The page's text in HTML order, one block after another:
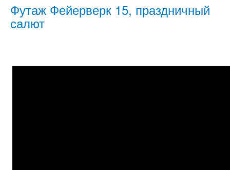
Футаж Фейерверк 15, праздничный
салют